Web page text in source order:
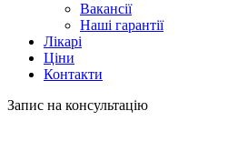
Вакансії
Наші гарантії
Лікарі
Ціни
Контакти
Запис на консультацію